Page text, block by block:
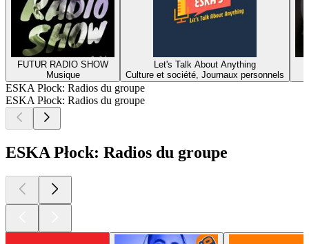
FUTUR RADIO SHOW
Musique
Let's Talk About Anything
Culture et société, Journaux personnels
ESKA Płock: Radios du groupe
ESKA Płock: Radios du groupe
ESKA Płock: Radios du groupe